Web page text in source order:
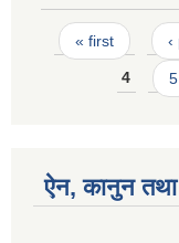
Pages
« first
4 5
ऐन, कानुन तथा